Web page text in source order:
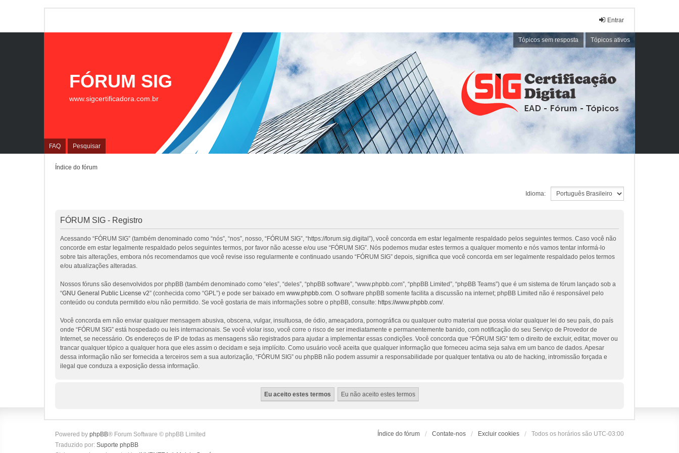
Entrar
Tópicos sem resposta Tópicos ativos
FAQ Pesquisar
FÓRUM SIG
www.sigcertificadora.com.br
Índice do fórum
Idioma:
FÓRUM SIG - Registro
Acessando “FÓRUM SIG” (também denominado como “nós”, “nos”, nosso, “FÓRUM SIG”, “https://forum.sig.digital”), você concorda em estar legalmente respaldado pelos seguintes termos. Caso você não
concorde em estar legalmente respaldado pelos seguintes termos, por favor não acesse e/ou use “FÓRUM SIG”. Nós podemos mudar estes termos a qualquer momento e nós vamos tentar informá-lo
sobre tais alterações, embora nós recomendamos que você revise isso regularmente e continuado usando “FÓRUM SIG” depois, significa que você concorda em ser legalmente respaldado pelos termos
e/ou atualizações alteradas.
Nossos fóruns são desenvolvidos por phpBB (também denominado como “eles”, “deles”, “phpBB software”, “www.phpbb.com”, “phpBB Limited”, “phpBB Teams”) que é um sistema de fórum lançado sob a
“GNU General Public License v2” (conhecida como “GPL”) e pode ser baixado em www.phpbb.com. O software phpBB somente facilita a discussão na internet; phpBB Limited não é responsável pelo
conteúdo ou conduta permitido e/ou não permitido. Se você gostaria de mais informações sobre o phpBB, consulte: https://www.phpbb.com/.
Você concorda em não enviar qualquer mensagem abusiva, obscena, vulgar, insultuosa, de ódio, ameaçadora, pornográfica ou qualquer outro material que possa violar qualquer lei do seu país, do país
onde “FÓRUM SIG” está hospedado ou leis internacionais. Se você violar isso, você corre o risco de ser imediatamente e permanentemente banido, com notificação do seu Serviço de Provedor de
Internet, se necessário. Os endereços de IP de todas as mensagens são registrados para ajudar a implementar essas condições. Você concorda que “FÓRUM SIG” tem o direito de excluir, editar, mover ou
trancar qualquer tópico a qualquer hora que eles assim o decidam e seja implícito. Como usuário você aceita que qualquer informação que forneceu acima seja salva em um banco de dados. Apesar
dessa informação não ser fornecida a terceiros sem a sua autorização, “FÓRUM SIG” ou phpBB não podem assumir a responsabilidade por qualquer tentativa ou ato de hacking, intromissão forçada e
ilegal que conduza a exposição dessa informação.
Índice do fórum Contate-nos Excluir cookies Todos os horários são UTC-03:00
Powered by phpBB® Forum Software © phpBB Limited
Traduzido por: Suporte phpBB